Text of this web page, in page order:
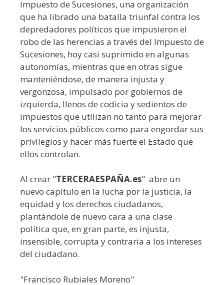
Impuesto de Sucesiones, una organización
que ha librado una batalla triunfal contra los
depredadores políticos que impusieron el
robo de las herencias a través del Impuesto de
Sucesiones, hoy casi suprimido en algunas
autonomías, mientras que en otras sigue
manteniéndose, de manera injusta y
vergonzosa, impulsado por gobiernos de
izquierda, llenos de codicia y sedientos de
impuestos que utilizan no tanto para mejorar
los servicios públicos como para engordar sus
privilegios y hacer más fuerte el Estado que
ellos controlan.
Al crear "TERCERAESPAÑA.es" abre un
nuevo capítulo en la lucha por la justicia, la
equidad y los derechos ciudadanos,
plantándole de nuevo cara a una clase
política que, en gran parte, es injusta,
insensible, corrupta y contraria a los intereses
del ciudadano.
"Francisco Rubiales Moreno"